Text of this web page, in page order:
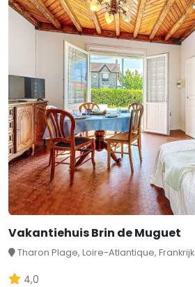
Vakantiehuis Brin de Muguet
Tharon Plage, Loire-Atlantique, Frankrijk
4,0